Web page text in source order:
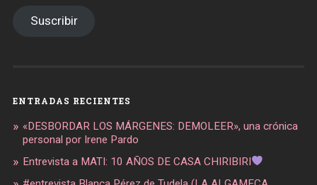
Suscribir
ENTRADAS RECIENTES
«DESBORDAR LOS MÁRGENES: DEMOLEER», una crónica
personal por Irene Pardo
Entrevista a MATI: 10 AÑOS DE CASA CHIRIBIRI